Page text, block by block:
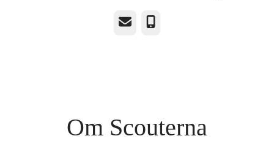
E-post
Om Scouterna